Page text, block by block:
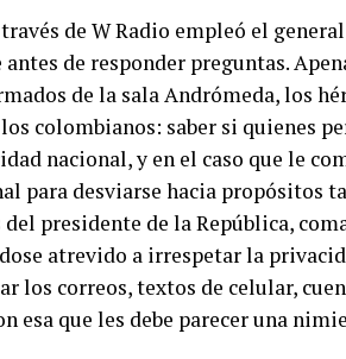
de W Radio empleó el
de responder preguntas.
de la sala Andrómeda, los
colombianos: saber si quienes
nacional, y en el caso que le
para desviarse hacia propósitos
presidente de la República,
atrevido a irrespetar la
los correos, textos de celular,
esa que les debe parecer una